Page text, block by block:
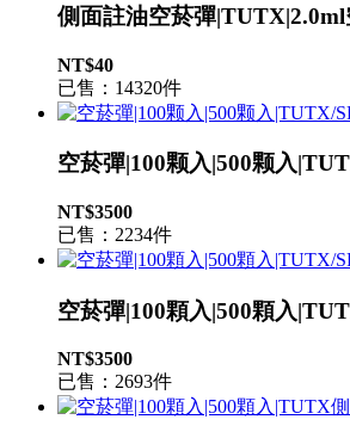
側面註油空菸彈
NT$40
已售：14320件
空菸彈|100颗入|500颗入
NT$3500
已售：2234件
空菸彈|100顆入|500顆入
NT$3500
已售：2693件